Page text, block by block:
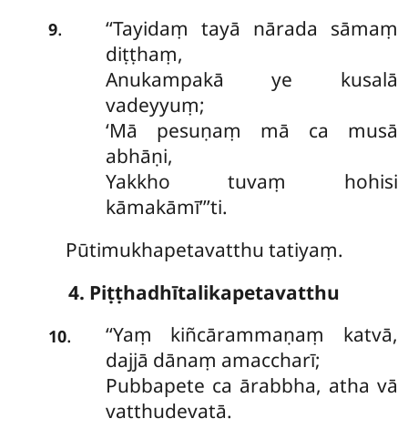
9.
‘‘Tayidaṃ tayā nārada sāmaṃ
diṭṭhaṃ,
Anukampakā ye kusalā
vadeyyuṃ;
‘Mā pesuṇaṃ mā ca musā
abhāṇi,
Yakkho tuvaṃ hohisi
kāmakāmī’’’ti.
Pūtimukhapetavatthu tatiyaṃ.
4. Piṭṭhadhītalikapetavatthu
10. ‘‘Yaṃ kiñcārammaṇaṃ katvā,
dajjā dānaṃ amaccharī;
Pubbapete ca ārabbha, atha vā
vatthudevatā.